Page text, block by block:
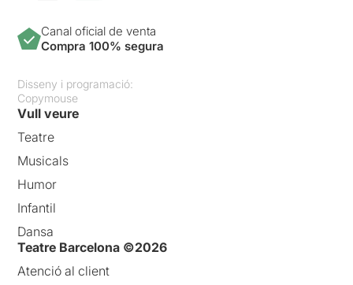
Canal oficial de venta
Compra 100% segura
Disseny i programació:
Copymouse
Vull veure
Teatre
Musicals
Humor
Infantil
Dansa
Teatre Barcelona ©2026
Atenció al client